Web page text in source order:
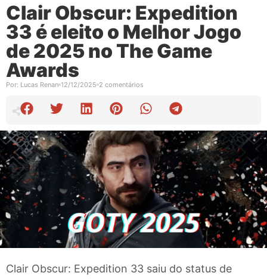
Clair Obscur: Expedition
33 é eleito o Melhor Jogo
de 2025 no The Game
Awards
Por: Lucas Renan 12/12/2025 2 comentários
Clair Obscur: Expedition 33 saiu do status de